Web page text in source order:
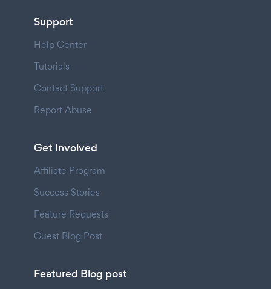
Support
Help Center
Tutorials
Contact Support
Report Abuse
Get Involved
Affiliate Program
Success Stories
Feature Requests
Guest Blog Post
Featured Blog post